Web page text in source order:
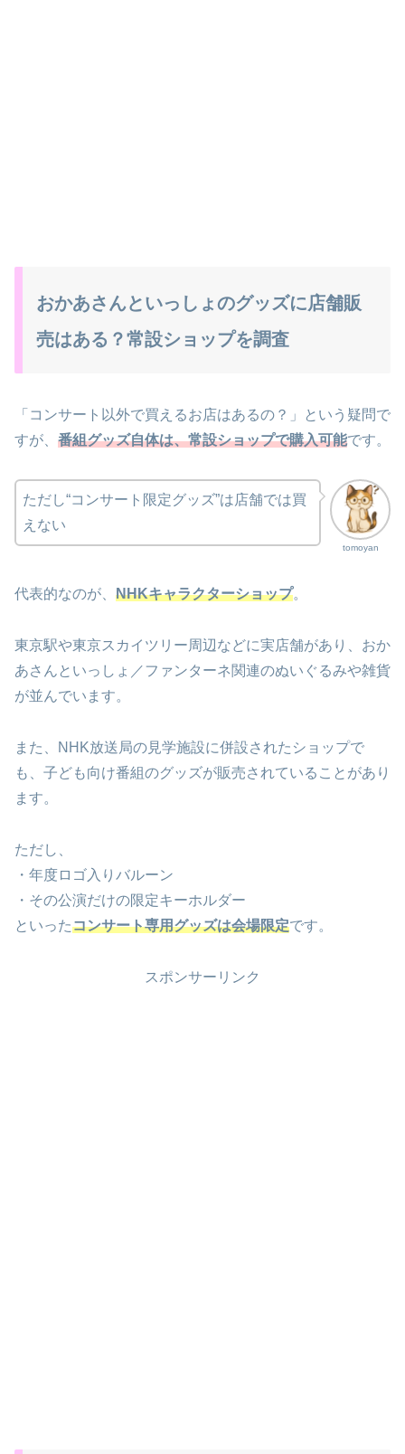
おかあさんといっしょのグッズに店舗販
売はある？常設ショップを調査
「コンサート以外で買えるお店はあるの？」という疑問で
すが、 番組グッズ自体は、常設ショップで購入可能です。
tomoyan
ただし“コンサート限定グッズ”は店舗では買
えない
代表的なのが、 NHKキャラクターショップ。
東京駅や東京スカイツリー周辺などに実店舗があり、おか
あさんといっしょ／ファンターネ関連のぬいぐるみや雑貨
が並んでいます。
また、NHK放送局の見学施設に併設されたショップで
も、子ども向け番組のグッズが販売されていることがあり
ます。
ただし、
・年度ロゴ入りバルーン
・その公演だけの限定キーホルダー
といったコンサート専用グッズは会場限定です。
スポンサーリンク